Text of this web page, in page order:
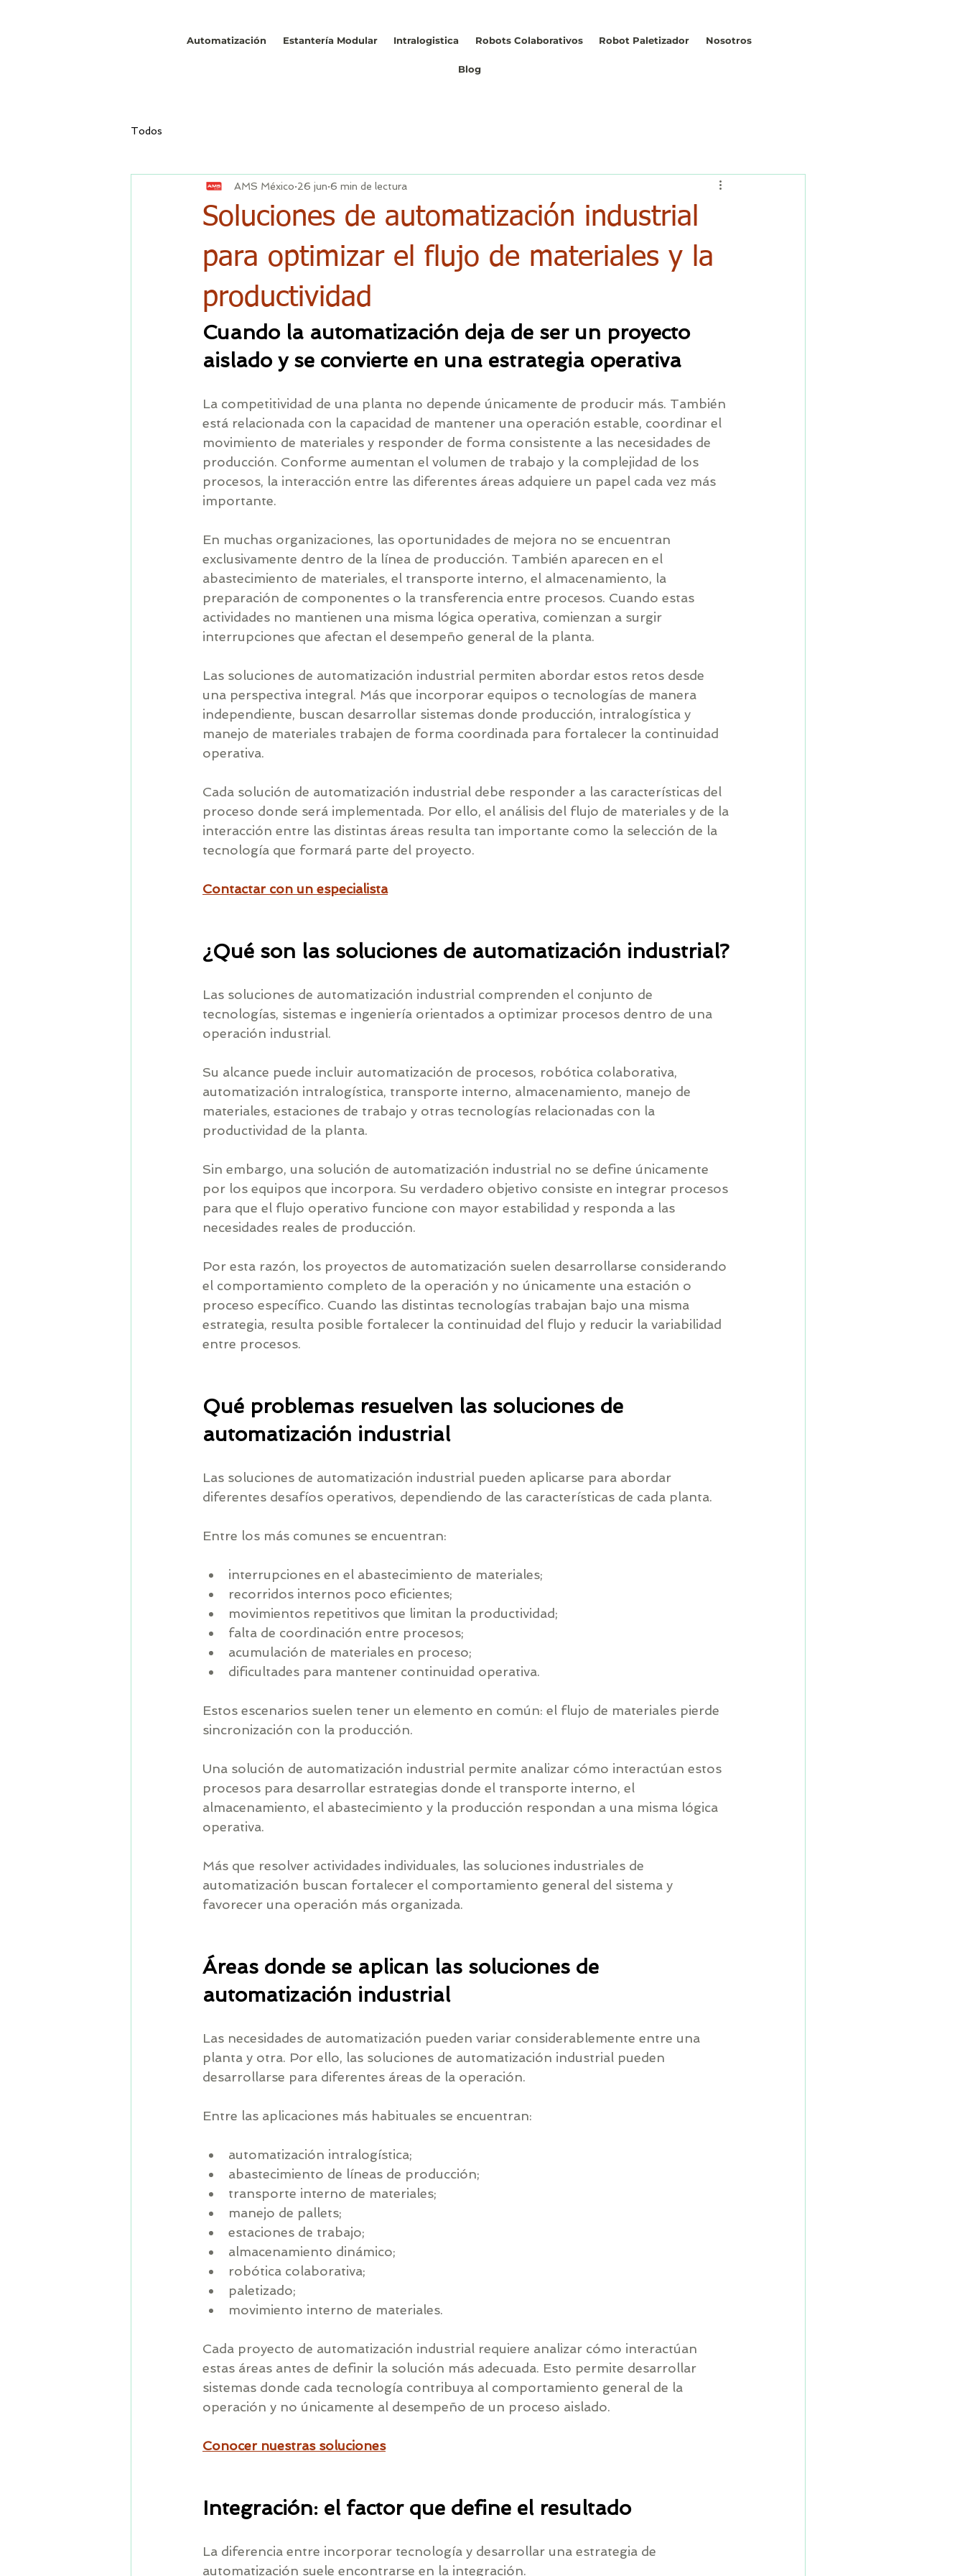
Automatización Estantería Modular Intralogistica Robots Colaborativos Robot Paletizador Nosotros
Blog
Todos
Soluciones de automatización industrial
para optimizar el flujo de materiales y la
productividad
AMS México 26 jun 6 min de lectura
Cuando la automatización deja de ser un proyecto
aislado y se convierte en una estrategia operativa
La competitividad de una planta no depende únicamente de producir más. También
está relacionada con la capacidad de mantener una operación estable, coordinar el
movimiento de materiales y responder de forma consistente a las necesidades de
producción. Conforme aumentan el volumen de trabajo y la complejidad de los
procesos, la interacción entre las diferentes áreas adquiere un papel cada vez más
importante.
En muchas organizaciones, las oportunidades de mejora no se encuentran
exclusivamente dentro de la línea de producción. También aparecen en el
abastecimiento de materiales, el transporte interno, el almacenamiento, la
preparación de componentes o la transferencia entre procesos. Cuando estas
actividades no mantienen una misma lógica operativa, comienzan a surgir
interrupciones que afectan el desempeño general de la planta.
Las soluciones de automatización industrial permiten abordar estos retos desde
una perspectiva integral. Más que incorporar equipos o tecnologías de manera
independiente, buscan desarrollar sistemas donde producción, intralogística y
manejo de materiales trabajen de forma coordinada para fortalecer la continuidad
operativa.
Cada solución de automatización industrial debe responder a las características del
proceso donde será implementada. Por ello, el análisis del flujo de materiales y de la
interacción entre las distintas áreas resulta tan importante como la selección de la
tecnología que formará parte del proyecto.
Contactar con un especialista
¿Qué son las soluciones de automatización industrial?
Las soluciones de automatización industrial comprenden el conjunto de
tecnologías, sistemas e ingeniería orientados a optimizar procesos dentro de una
operación industrial.
Su alcance puede incluir automatización de procesos, robótica colaborativa,
automatización intralogística, transporte interno, almacenamiento, manejo de
materiales, estaciones de trabajo y otras tecnologías relacionadas con la
productividad de la planta.
Sin embargo, una solución de automatización industrial no se define únicamente
por los equipos que incorpora. Su verdadero objetivo consiste en integrar procesos
para que el flujo operativo funcione con mayor estabilidad y responda a las
necesidades reales de producción.
Por esta razón, los proyectos de automatización suelen desarrollarse considerando
el comportamiento completo de la operación y no únicamente una estación o
proceso específico. Cuando las distintas tecnologías trabajan bajo una misma
estrategia, resulta posible fortalecer la continuidad del flujo y reducir la variabilidad
entre procesos.
Qué problemas resuelven las soluciones de
automatización industrial
Las soluciones de automatización industrial pueden aplicarse para abordar
diferentes desafíos operativos, dependiendo de las características de cada planta.
Entre los más comunes se encuentran:
interrupciones en el abastecimiento de materiales;
recorridos internos poco eficientes;
movimientos repetitivos que limitan la productividad;
falta de coordinación entre procesos;
acumulación de materiales en proceso;
dificultades para mantener continuidad operativa.
Estos escenarios suelen tener un elemento en común: el flujo de materiales pierde
sincronización con la producción.
Una solución de automatización industrial permite analizar cómo interactúan estos
procesos para desarrollar estrategias donde el transporte interno, el
almacenamiento, el abastecimiento y la producción respondan a una misma lógica
operativa.
Más que resolver actividades individuales, las soluciones industriales de
automatización buscan fortalecer el comportamiento general del sistema y
favorecer una operación más organizada.
Áreas donde se aplican las soluciones de
automatización industrial
Las necesidades de automatización pueden variar considerablemente entre una
planta y otra. Por ello, las soluciones de automatización industrial pueden
desarrollarse para diferentes áreas de la operación.
Entre las aplicaciones más habituales se encuentran:
automatización intralogística;
abastecimiento de líneas de producción;
transporte interno de materiales;
manejo de pallets;
estaciones de trabajo;
almacenamiento dinámico;
robótica colaborativa;
paletizado;
movimiento interno de materiales.
Cada proyecto de automatización industrial requiere analizar cómo interactúan
estas áreas antes de definir la solución más adecuada. Esto permite desarrollar
sistemas donde cada tecnología contribuya al comportamiento general de la
operación y no únicamente al desempeño de un proceso aislado.
Conocer nuestras soluciones
Integración: el factor que define el resultado
La diferencia entre incorporar tecnología y desarrollar una estrategia de
automatización suele encontrarse en la integración.